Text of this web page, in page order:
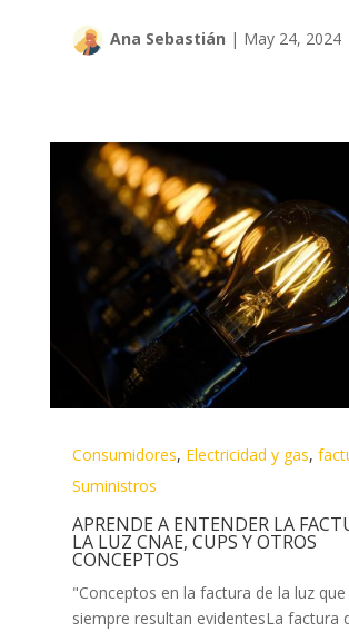
Ana Sebastián | May 24, 2024
Consumidores, Electricidad y gas,
Suministros
APRENDE A ENTENDER LA
LA LUZ CNAE, CUPS Y OTROS
CONCEPTOS
"Conceptos en la factura de la luz
siempre resultan evidentesLa factura